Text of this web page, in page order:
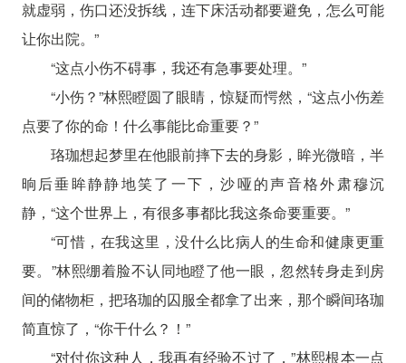
就虚弱，伤口还没拆线，连下床活动都要避免，怎么可能
让你出院。”
“这点小伤不碍事，我还有急事要处理。”
“小伤？”林熙瞪圆了眼睛，惊疑而愕然，“这点小伤差
点要了你的命！什么事能比命重要？”
珞珈想起梦里在他眼前摔下去的身影，眸光微暗，半
晌后垂眸静静地笑了一下，沙哑的声音格外肃穆沉
静，“这个世界上，有很多事都比我这条命要重要。”
“可惜，在我这里，没什么比病人的生命和健康更重
要。”林熙绷着脸不认同地瞪了他一眼，忽然转身走到房
间的储物柜，把珞珈的囚服全都拿了出来，那个瞬间珞珈
简直惊了，“你干什么？！”
“对付你这种人，我再有经验不过了，”林熙根本一点